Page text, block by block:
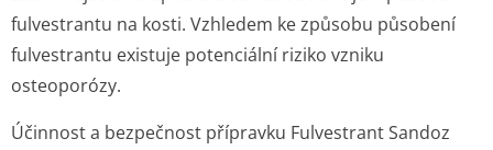
fulvestrantu na kosti. Vzhledem ke způsobu působení
fulvestrantu existuje potenciální riziko vzniku
osteoporózy.
Účinnost a bezpečnost přípravku Fulvestrant Sandoz